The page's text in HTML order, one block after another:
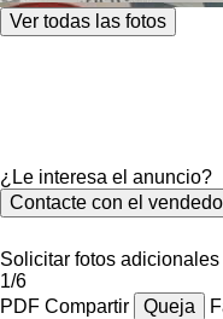
Ver todas las fotos
¿Le interesa el anuncio?
Contacte con el
Solicitar fotos adicionales
1/6
PDF Compartir Queja